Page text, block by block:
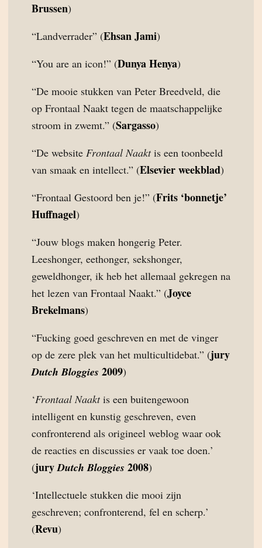
Brussen)
“Landverrader” (Ehsan Jami)
“You are an icon!” (Dunya Henya)
“De mooie stukken van Peter Breedveld, die
op Frontaal Naakt tegen de maatschappelijke
stroom in zwemt.” (Sargasso)
“De website Frontaal Naaktis een toonbeeld
van smaak en intellect.” (Elsevier weekblad)
“Frontaal Gestoord ben je!” (Frits ‘bonnetje’
Huffnagel)
“Jouw blogs maken hongerig Peter.
Leeshonger, eethonger, sekshonger,
geweldhonger, ik heb het allemaal gekregen na
het lezen van Frontaal Naakt.” (Joyce
Brekelmans)
“Fucking goed geschreven en met de vinger
op de zere plek van het multicultidebat.” (jury
Dutch Bloggies 2009)
‘Frontaal Naaktis een buitengewoon
intelligent en kunstig geschreven, even
confronterend als origineel weblog waar ook
de reacties en discussies er vaak toe doen.’
(juryDutch Bloggies 2008)
‘Intellectuele stukken die mooi zijn
geschreven; confronterend, fel en scherp.’
(Revu)